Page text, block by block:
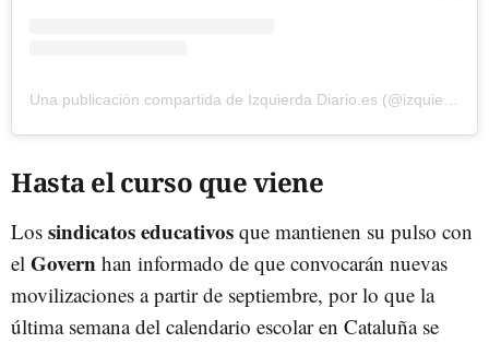
Una publicación compartida de Izquierda Diario.es (@izquierdadiario.es)
Hasta el curso que viene
Los sindicatos educativos que mantienen su pulso con
el Govern han informado de que convocarán nuevas
movilizaciones a partir de septiembre, por lo que la
última semana del calendario escolar en Cataluña se